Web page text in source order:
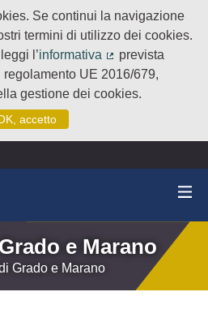
Se continui la navigazione
termini di utilizzo dei cookies.
l’informativa
(Collegamento
prevista
regolamento UE 2016/679,
gestione dei cookies.
accetto
e Marano
Grado e Marano